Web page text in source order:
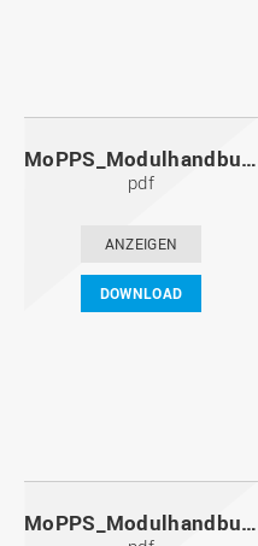
MoPPS_Modulhandbuch_20131201.pdf
pdf
ANZEIGEN
DOWNLOAD
MoPPS_Modulhandbuch_20121201.pdf